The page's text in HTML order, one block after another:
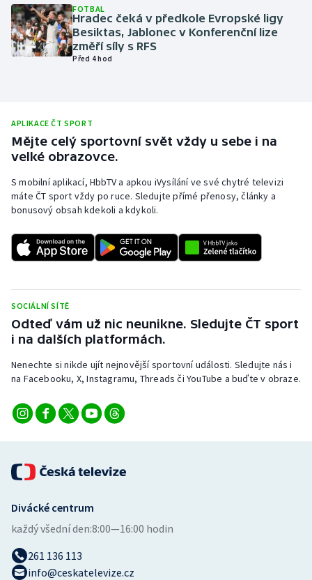
Parasport
Plavání
Ragby
Rychlobruslení
Rychlostní kanoistika
Sportovní střelba
Stolní tenis
Triatlon
Veslování
Volejbal
FOTBAL
Hradec čeká v předkole Evropské ligy
Besiktas, Jablonec v Konferenční lize
změří síly s RFS
Před 4 hod
APLIKACE ČT SPORT
Mějte celý sportovní svět vždy u sebe i na
velké obrazovce.
S mobilní aplikací, HbbTV a apkou iVysílání ve své chytré televizi
máte ČT sport vždy po ruce. Sledujte přímé přenosy, články a
bonusový obsah kdekoli a kdykoli.
SOCIÁLNÍ SÍTĚ
Odteď vám už nic neunikne. Sledujte ČT sport
i na dalších platformách.
Nenechte si nikde ujít nejnovější sportovní události. Sledujte nás i
na Facebooku, X, Instagramu, Threads či YouTube a buďte v obraze.
Divácké centrum
každý všední den:8:00—16:00 hodin
261 136 113
info@ceskatelevize.cz